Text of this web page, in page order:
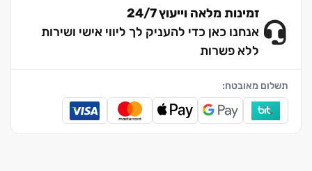
זמינות מלאה וייעוץ 24/7
אנחנו כאן כדי להעניק לך ליווי אישי ושירות
ללא פשרות
תשלום מאובטח: